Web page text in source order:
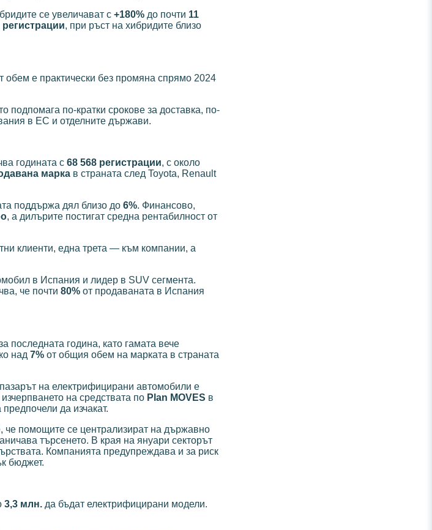
се увеличават с +180% до почти 11
регистрации, при ръст на хибридите близо
обем е практически без промяна спрямо 2024
подпомага по-кратки срокове за доставка, по-
в ЕС и отделните държави.
годината с 68 568 регистрации, с около
марка в страната след Toyota, Renault
поддържа дял близо до 6%. Финансово,
, а дилърите постигат средна рентабилност от
клиенти, една трета — към компании, а
в Испания и лидер в SUV сегмента.
че почти 80% от продаваната в Испания
последната година, като гамата вече
над 7% от общия обем на марката в страната
на електрифицирани автомобили е
на средствата по Plan MOVES в
да изчакат.
че помощите се централизират на държавно
търсенето. В края на януари секторът
Компанията предупреждава и за риск
бюджет.
3,3 млн. да бъдат електрифицирани модели.